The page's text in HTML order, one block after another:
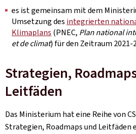
es ist gemeinsam mit dem
Umsetzung des integrierten
Klimaplans (PNEC, Plan national
et de climat) für den Zeitraum
Strategien,
Leitfäden
Das Ministerium hat eine Reihe von
Strategien, Roadmaps und